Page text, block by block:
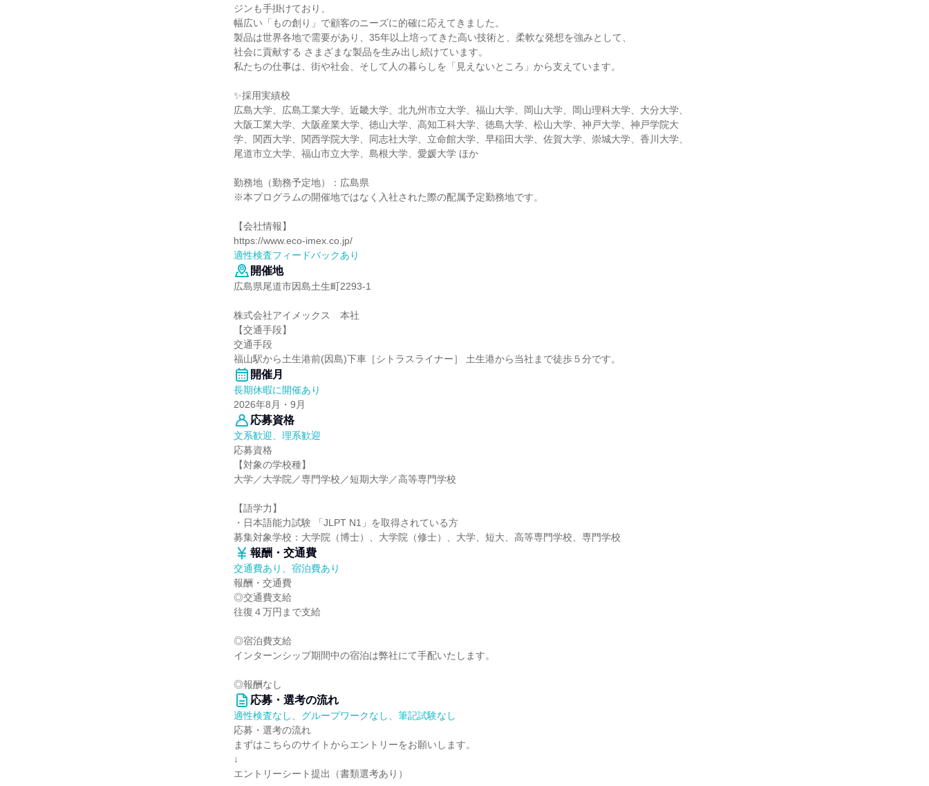
ジンも手掛けており、
幅広い「もの創り」で顧客のニーズに的確に応えてきました。
製品は世界各地で需要があり、35年以上培ってきた高い技術と、柔軟な発想を強みとして、
社会に貢献する さまざまな製品を生み出し続けています。
私たちの仕事は、街や社会、そして人の暮らしを「見えないところ」から支えています。
✨採用実績校
広島大学、広島工業大学、近畿大学、北九州市立大学、福山大学、岡山大学、岡山理科大学、大分大学、
大阪工業大学、大阪産業大学、徳山大学、高知工科大学、徳島大学、松山大学、神戸大学、神戸学院大
学、関西大学、関西学院大学、同志社大学、立命館大学、早稲田大学、佐賀大学、崇城大学、香川大学、
尾道市立大学、福山市立大学、島根大学、愛媛大学 ほか
勤務地（勤務予定地）：広島県
※本プログラムの開催地ではなく入社された際の配属予定勤務地です。
【会社情報】
https://www.eco-imex.co.jp/
適性検査フィードバックあり
開催地
広島県尾道市因島土生町2293-1
株式会社アイメックス 本社
【交通手段】
交通手段
福山駅から土生港前(因島)下車［シトラスライナー］ 土生港から当社まで徒歩５分です。
開催月
長期休暇に開催あり
2026年8月・9月
応募資格
文系歓迎、理系歓迎
応募資格
【対象の学校種】
大学／大学院／専門学校／短期大学／高等専門学校
【語学力】
・日本語能力試験 「JLPT N1」を取得されている方
募集対象学校：大学院（博士）、大学院（修士）、大学、短大、高等専門学校、専門学校
報酬・交通費
交通費あり、宿泊費あり
報酬・交通費
◎交通費支給
往復４万円まで支給
◎宿泊費支給
インターンシップ期間中の宿泊は弊社にて手配いたします。
◎報酬なし
応募・選考の流れ
適性検査なし、グループワークなし、筆記試験なし
応募・選考の流れ
まずはこちらのサイトからエントリーをお願いします。
↓
エントリーシート提出（書類選考あり）